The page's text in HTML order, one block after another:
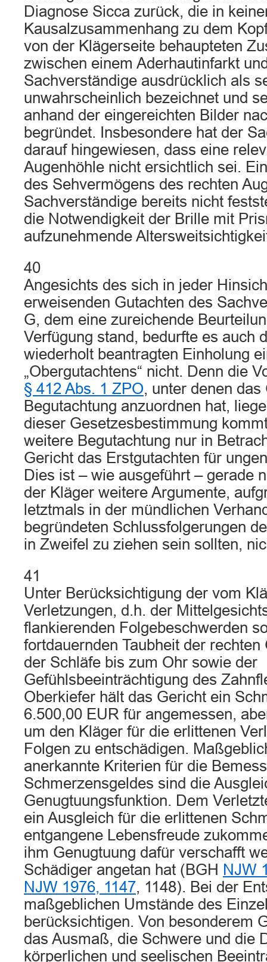
Diagnose Sicca zurück, die in
Kausalzusammenhang zu dem
von der Klägerseite behaupteten
zwischen einem Aderhautinfarkt
Sachverständige ausdrücklich als
unwahrscheinlich bezeichnet und
anhand der eingereichten Bilder
begründet. Insbesondere hat der
darauf hingewiesen, dass eine
Augenhöhle nicht ersichtlich sei.
des Sehvermögens des rechten
Sachverständige bereits nicht
die Notwendigkeit der Brille mit
aufzunehmende
40
Angesichts des sich in jeder
erweisenden Gutachten des
G, dem eine zureichende
Verfügung stand, bedurfte es auch
wiederholt beantragten Einholung
„Obergutachtens“ nicht. Denn die
§ 412 Abs. 1 ZPO, unter denen
Begutachtung anzuordnen hat,
dieser Gesetzesbestimmung
weitere Begutachtung nur in
Gericht das Erstgutachten für
Dies ist – wie ausgeführt – gerade
der Kläger weitere Argumente,
letztmals in der mündlichen
begründeten Schlussfolgerungen
in Zweifel zu ziehen sein sollten,
41
Unter Berücksichtigung der vom
Verletzungen, d.h. der
flankierenden Folgebeschwerden
fortdauernden Taubheit der
der Schläfe bis zum Ohr sowie der
Gefühlsbeeinträchtigung des
Oberkiefer hält das Gericht ein
6.500,00 EUR für angemessen,
um den Kläger für die erlittenen
Folgen zu entschädigen.
anerkannte Kriterien für die
Schmerzensgeldes sind die
Genugtuungsfunktion. Dem
ein Ausgleich für die erlittenen
entgangene Lebensfreude
ihm Genugtuung dafür verschafft
Schädiger angetan hat (BGH NJW
NJW 1976, 1147, 1148). Bei der
maßgeblichen Umstände des
berücksichtigen. Von besonderem
das Ausmaß, die Schwere und die
körperlichen und seelischen